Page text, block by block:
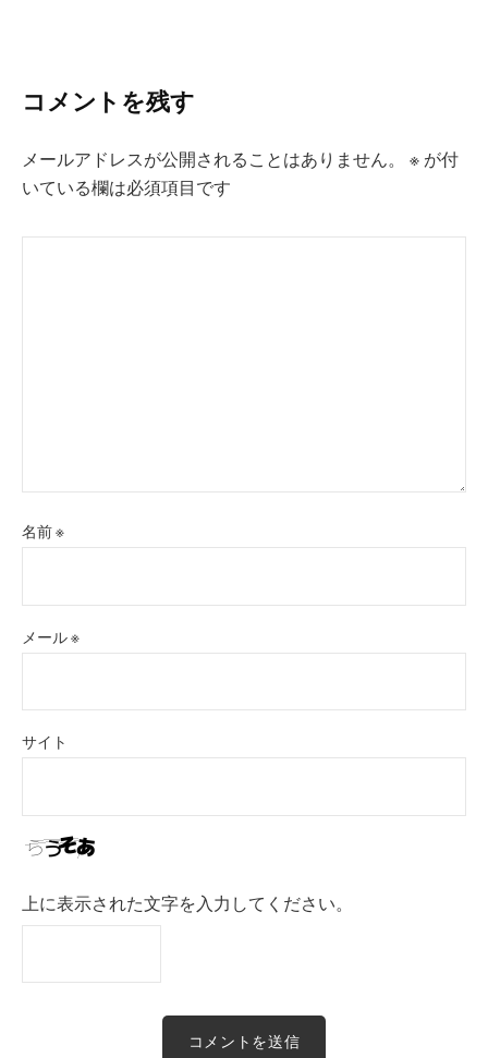
ー
シ
ョ
ン
コメントを残す
メールアドレスが公開されることはありません。 ※ が付
いている欄は必須項目です
名前※
メール※
サイト
上に表示された文字を入力してください。